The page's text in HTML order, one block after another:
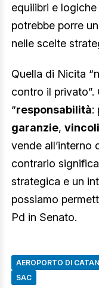
equilibri e
potrebbe porre
nelle scelte
Quella di Nicita
contro il
“responsabilità:
garanzie, vincoli
vende all’interno
contrario
strategica e un
possiamo
Pd in Senato.
AEROPORTO DI
SAC